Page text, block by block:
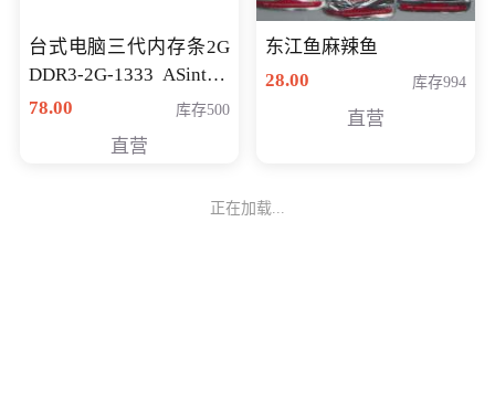
台式电脑三代内存条2G
DDR3-2G-1333 ASint昱
联品牌
78.00 库存500
直营
东江鱼麻辣鱼
28.00
库存994
直营
正在加载...